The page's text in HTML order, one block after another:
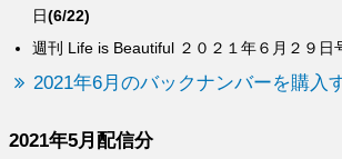
週刊 Life is Beautiful ２０２１年６月２９日
日(6/22)
2021年6月のバックナンバーを購入
2021年5月配信分